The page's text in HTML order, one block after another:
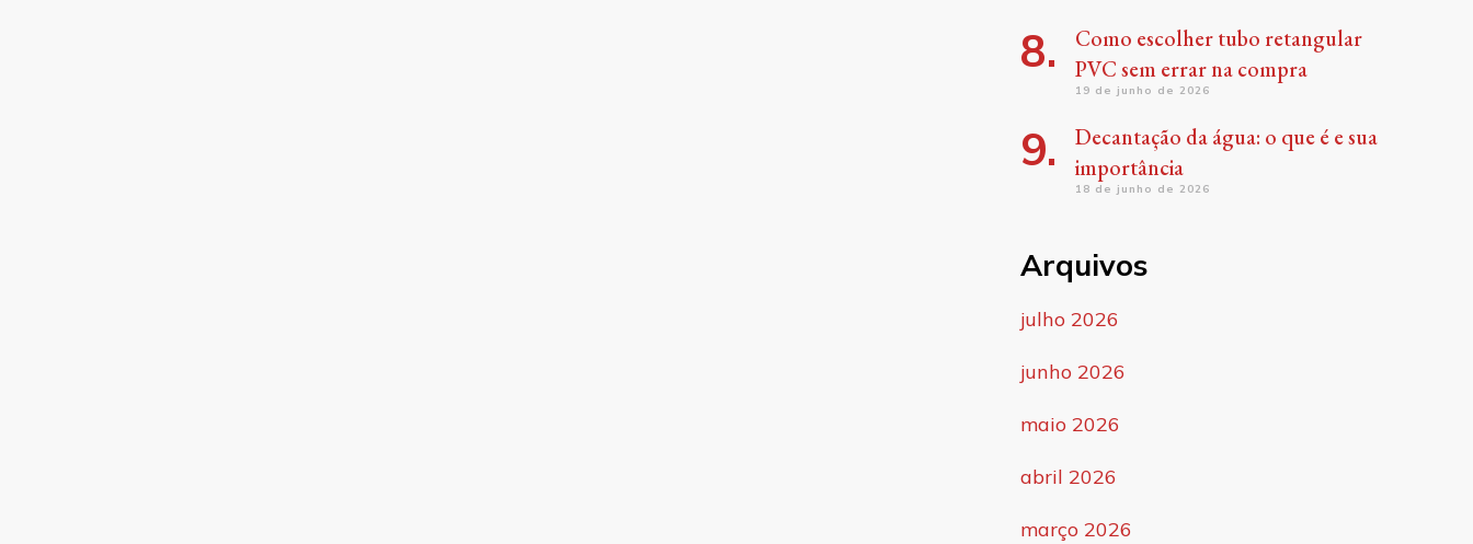
Como escolher tubo retangular
PVC sem errar na compra
19 de junho de 2026
Decantação da água: o que é e sua
importância
18 de junho de 2026
Arquivos
julho 2026
junho 2026
maio 2026
abril 2026
março 2026